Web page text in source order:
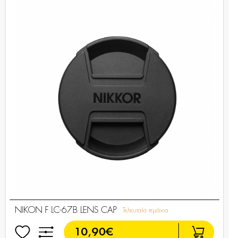
NIKON F LC-67B LENS CAP Τελευταία τεμάχια
10,90€